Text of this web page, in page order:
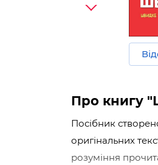
Про книгу
Посібник
оригінальних
розуміння